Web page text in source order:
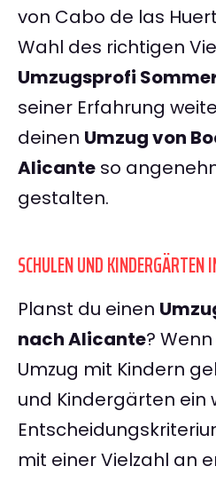
von Cabo de las
Wahl des richtigen
Umzugsprofi
seiner Erfahrung
deinen Umzug von
Alicante so
gestalten.
SCHULEN UND KINDERGÄRTEN
Planst du einen
nach Alicante?
Umzug mit Kindern
und Kindergärten ein
mit einer Vielzahl an